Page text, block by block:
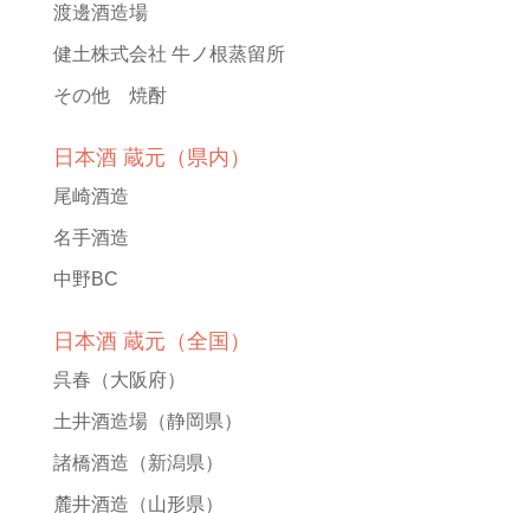
渡邊酒造場
健土株式会社 牛ノ根蒸留所
その他 焼酎
日本酒 蔵元（県内）
尾崎酒造
名手酒造
中野BC
日本酒 蔵元（全国）
呉春 （大阪府）
土井酒造場（静岡県）
諸橋酒造 （新潟県）
麓井酒造 （山形県）